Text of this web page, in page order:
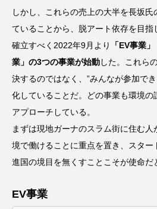
しかし、これらの売上の大半を長坂
ていることから、脱アート依存を目
確立すべく2022年9月より
「EV事業
業」の3つの事業が始動した。これら
決するのではなく、”みんなが参加で
化していることだ。どの事業も環境の
アプローチしている。
まずは現地ガーナのスラム街に住む
境で働けることに重点を置き、スタ
進国の境目を無くすことこそが使命だ
EV事業